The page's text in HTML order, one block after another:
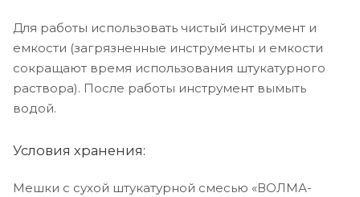
Для работы использовать чистый инструмент и
емкости (загрязненные инструменты и емкости
сокращают время использования штукатурного
раствора). После работы инструмент вымыть
водой.
Условия хранения:
Мешки с сухой штукатурной смесью «ВОЛМА-